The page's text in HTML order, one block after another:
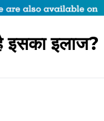
इसका इलाज?